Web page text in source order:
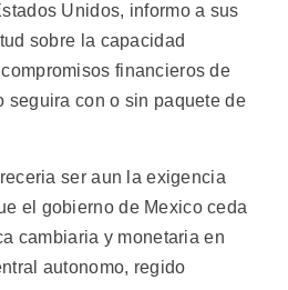
Unidos, informo a sus
sobre la capacidad
financieros de
seguira con o sin paquete de
ser aun la exigencia
el gobierno de Mexico ceda
cambiaria y monetaria en
autonomo, regido